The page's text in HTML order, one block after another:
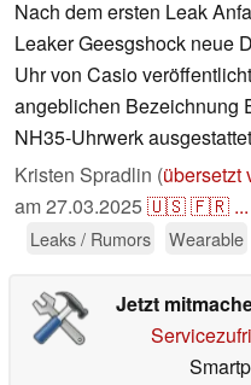
Nach dem ersten Leak
Leaker Geesgshock neue
Uhr von Casio
angeblichen Bezeichnung
NH35-Uhrwerk
Kristen Spradlin (übersetzt
am27.03.2025🇺🇸🇫🇷 ...
Leaks / Rumors Wearable
Jetzt